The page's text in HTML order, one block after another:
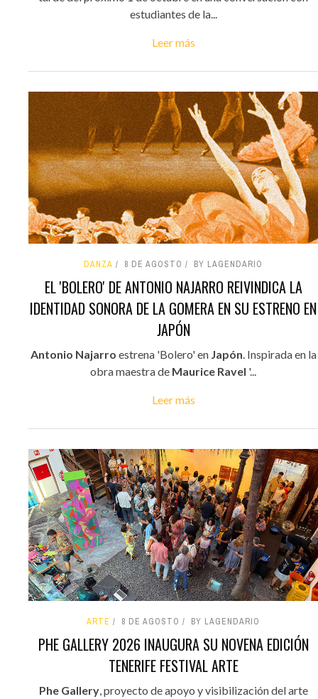
estudiantes de la...
Leer más
DANZA 8 DE AGOSTO BY LAGENDARIO
EL 'BOLERO' DE ANTONIO NAJARRO REIVINDICA LA
IDENTIDAD SONORA DE LA GOMERA EN SU ESTRENO EN
JAPÓN
Antonio Najarro estrena 'Bolero' en Japón. Inspirada en la
obra maestra de Maurice Ravel '...
Leer más
ARTE 8 DE AGOSTO BY LAGENDARIO
PHE GALLERY 2026 INAUGURA SU NOVENA EDICIÓN
TENERIFE FESTIVAL ARTE
Phe Gallery, proyecto de apoyo y visibilización del arte